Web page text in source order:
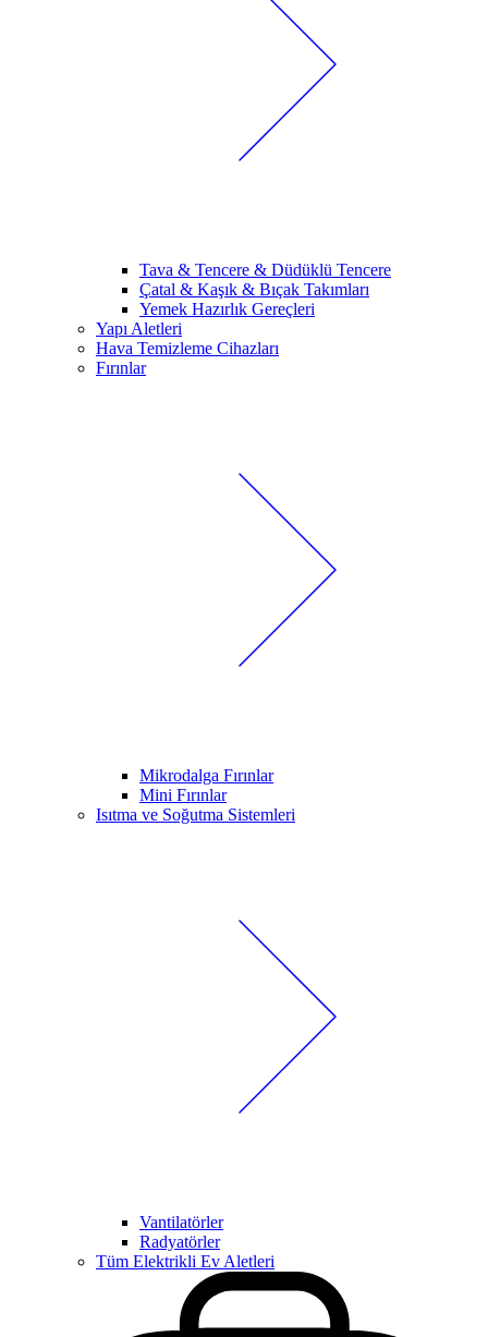
Tava & Tencere & Düdüklü Tencere
Çatal & Kaşık & Bıçak Takımları
Yemek Hazırlık Gereçleri
Yapı Aletleri
Hava Temizleme Cihazları
Fırınlar
Mikrodalga Fırınlar
Mini Fırınlar
Isıtma ve Soğutma Sistemleri
Vantilatörler
Radyatörler
Tüm Elektrikli Ev Aletleri